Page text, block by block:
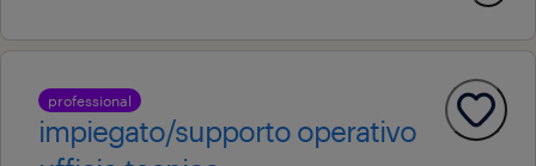
professional
impiegato/supporto operativo